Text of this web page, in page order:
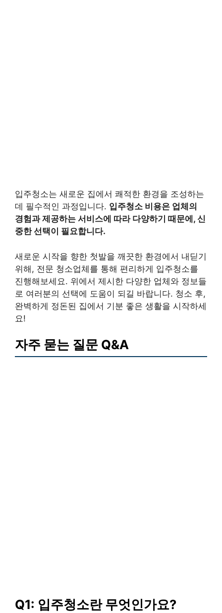
입주청소는 새로운 집에서 쾌적한 환경을 조성하는
데 필수적인 과정입니다. 입주청소 비용은 업체의
경험과 제공하는 서비스에 따라 다양하기 때문에, 신
중한 선택이 필요합니다.
새로운 시작을 향한 첫발을 깨끗한 환경에서 내딛기
위해, 전문 청소업체를 통해 편리하게 입주청소를
진행해보세요. 위에서 제시한 다양한 업체와 정보들
로 여러분의 선택에 도움이 되길 바랍니다. 청소 후,
완벽하게 정돈된 집에서 기분 좋은 생활을 시작하세
요!
자주 묻는 질문 Q&A
Q1: 입주청소란 무엇인가요?